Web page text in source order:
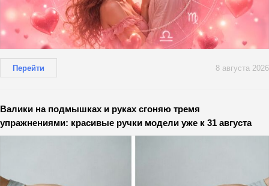
Перейти 8 августа 2026
Валики на подмышках и руках сгоняю тремя
упражнениями: красивые ручки модели уже к 31 августа